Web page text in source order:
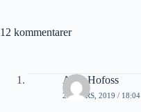
12 kommentarer
Arne Hofoss
27 MARS, 2019 / 18:04